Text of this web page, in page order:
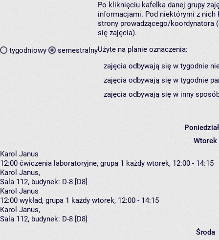
tygodniowy semestralny
Po kliknięciu kafelka danej grupy
informacjami. Pod niektórymi z nich
strony prowadzącego/koordynatora
się zajęcia).
Użyte na planie oznaczenia:
zajęcia odbywają się w tygodnie
zajęcia odbywają się w tygodnie
zajęcia odbywają się w inny
Wtorek
Karol Janus
12:00 ćwiczenia laboratoryjne, grupa 1 każdy wtorek, 12:00 - 14:15
Karol Janus,
Sala 112, budynek: D-8 [D8]
Karol Janus
12:00 wykład, grupa 1 każdy wtorek, 12:00 - 14:15
Karol Janus,
Sala 112, budynek: D-8 [D8]
Środa